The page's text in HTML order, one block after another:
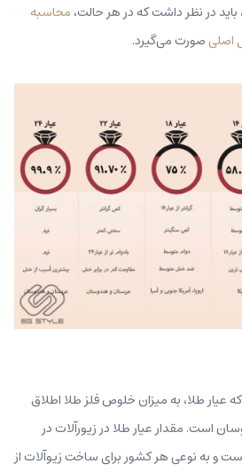
باید در نظر داشت که در هر حالت، محاسبه
اصلیصورت می‌گیرد.
عیار طلا، به میزان خلوص فلز طلا اطلاق
بین ۱۰ تا ۲۴ در نوسان است. مقدار عیار طلا در زیورآلات در
و به نوعی هر کشور برای ساخت زیوآلات از